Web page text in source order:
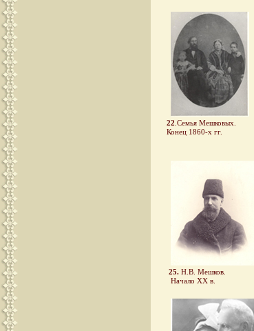
22 .Семья Мешковых.
Конец 1860-х гг.
25. Н.В. Мешков.
Начало ХХ в.